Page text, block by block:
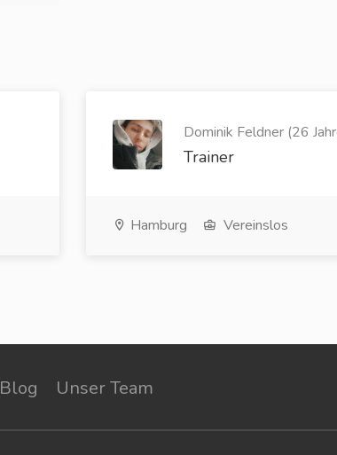
Dominik Feldner (26
Trainer
Hamburg Vereinslos
Blog Unser Team